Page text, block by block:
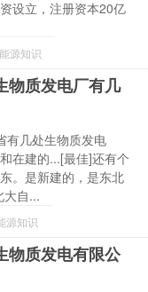
设立，注册资本20亿
源知识
物质发电厂有几
有几处生物质发电
在建的...[最佳]还有个
。是新建的，是东北
大自...
源知识
物质发电有限公